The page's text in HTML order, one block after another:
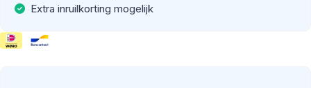
Extra inruilkorting mogelijk